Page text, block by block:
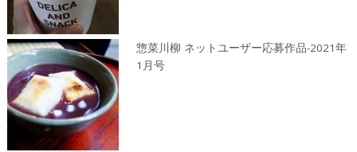
惣菜川柳 ネットユーザー応募作品-2021年
1月号